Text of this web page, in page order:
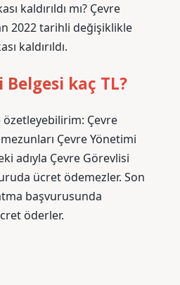
kaldırıldı mı? Çevre
2022 tarihli değişiklikle
kaldırıldı.
kaç TL?
Çevre
Çevre Yönetimi
adıyla Çevre Görevlisi
ücret ödemezler. Son
başvurusunda
öderler.